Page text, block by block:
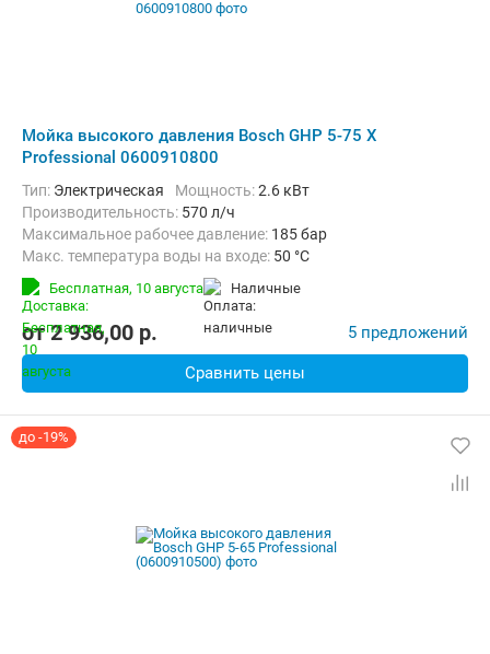
Мойка высокого давления Bosch GHP 5-75 X
Professional 0600910800
Тип: Электрическая Мощность:2.6 кВт
Производительность: 570 л/ч
Максимальное рабочее давление: 185 бар
Макс. температура воды на входе: 50 °C
Длина шланга высокого давления :
Бесплатная, 10 августа наличные
от2 936,00 p. 5 предложений
Сравнить цены
до -19%